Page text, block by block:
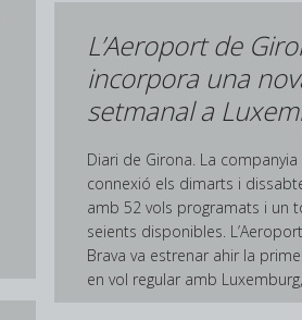
L’Aeroport de
incorpora una
setmanal a
Diari de Girona. La
connexió els dimarts i
amb 52 vols programats i un
seients disponibles.
Brava va estrenar ahir la
en vol regular amb